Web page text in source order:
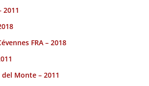
2011
FRA – 2018
Monte – 2011